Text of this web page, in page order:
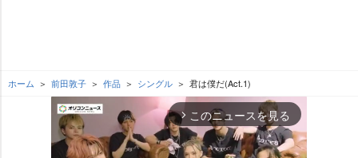
ホーム 前田敦子 作品 シングル 君は僕だ(Act.1)
arrow_forward_ios このニュースを見る